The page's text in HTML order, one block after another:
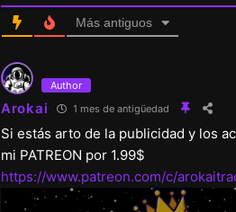
Más antiguos
Author
Arokai 1 mes de antigüedad
Si estás arto de la publicidad y los
mi PATREON por 1.99$
https://www.patreon.com/c/